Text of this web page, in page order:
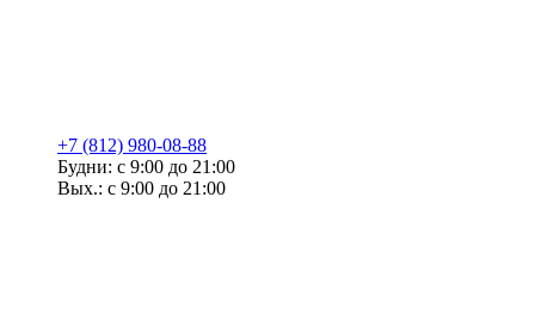
+7 (812) 980-08-88
Будни: с 9:00 до 21:00
Вых.: с 9:00 до 21:00